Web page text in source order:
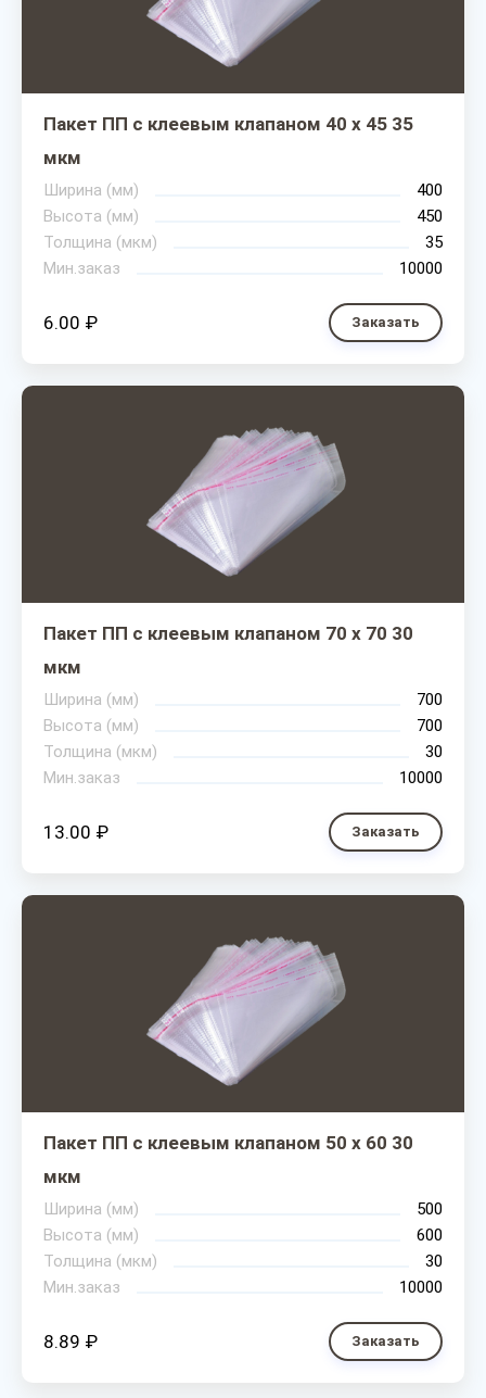
Пакет ПП с клеевым клапаном 40 х 45 35
мкм
Ширина (мм)
400
Высота (мм)
450
Толщина (мкм)
35
Мин.заказ
10000
6.00 ₽ Заказать
Пакет ПП с клеевым клапаном 70 х 70 30
мкм
Ширина (мм)
700
Высота (мм)
700
Толщина (мкм)
30
Мин.заказ
10000
13.00 ₽ Заказать
Пакет ПП с клеевым клапаном 50 х 60 30
мкм
Ширина (мм)
500
Высота (мм)
600
Толщина (мкм)
30
Мин.заказ
10000
8.89 ₽ Заказать